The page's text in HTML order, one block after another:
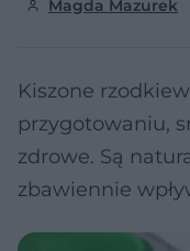
Magda Mazurek
Kiszone
przygotowaniu,
zdrowe. Są
zbawiennie